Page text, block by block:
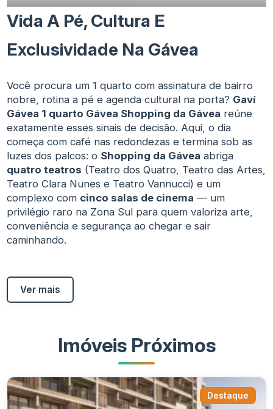
Vida A Pé, Cultura E
Exclusividade Na Gávea
Você procura um 1 quarto com assinatura de bairro
nobre, rotina a pé e agenda cultural na porta? Gaví
Gávea 1 quarto Gávea Shopping da Gávea reúne
exatamente esses sinais de decisão. Aqui, o dia
começa com café nas redondezas e termina sob as
luzes dos palcos: o Shopping da Gávea abriga
quatro teatros (Teatro dos Quatro, Teatro das Artes,
Teatro Clara Nunes e Teatro Vannucci) e um
complexo com cinco salas de cinema — um
privilégio raro na Zona Sul para quem valoriza arte,
conveniência e segurança ao chegar e sair
caminhando.
Ver mais
Imóveis Próximos
Destaque